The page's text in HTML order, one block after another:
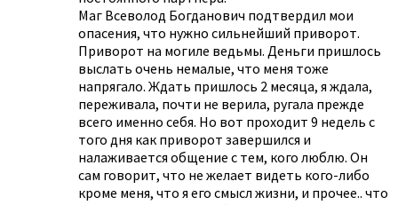
Маг Всеволод Богданович подтвердил мои
опасения, что нужно сильнейший приворот.
Приворот на могиле ведьмы. Деньги пришлось
выслать очень немалые, что меня тоже
напрягало. Ждать пришлось 2 месяца, я ждала,
переживала, почти не верила, ругала прежде
всего именно себя. Но вот проходит 9 недель с
того дня как приворот завершился и
налаживается общение с тем, кого люблю. Он
сам говорит, что не желает видеть кого-либо
кроме меня, что я его смысл жизни, и прочее.. что